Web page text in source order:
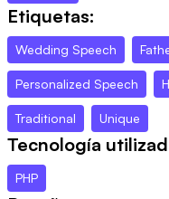
Etiquetas:
Wedding Speech
Personalized Speech
Traditional Unique
Tecnología
PHP